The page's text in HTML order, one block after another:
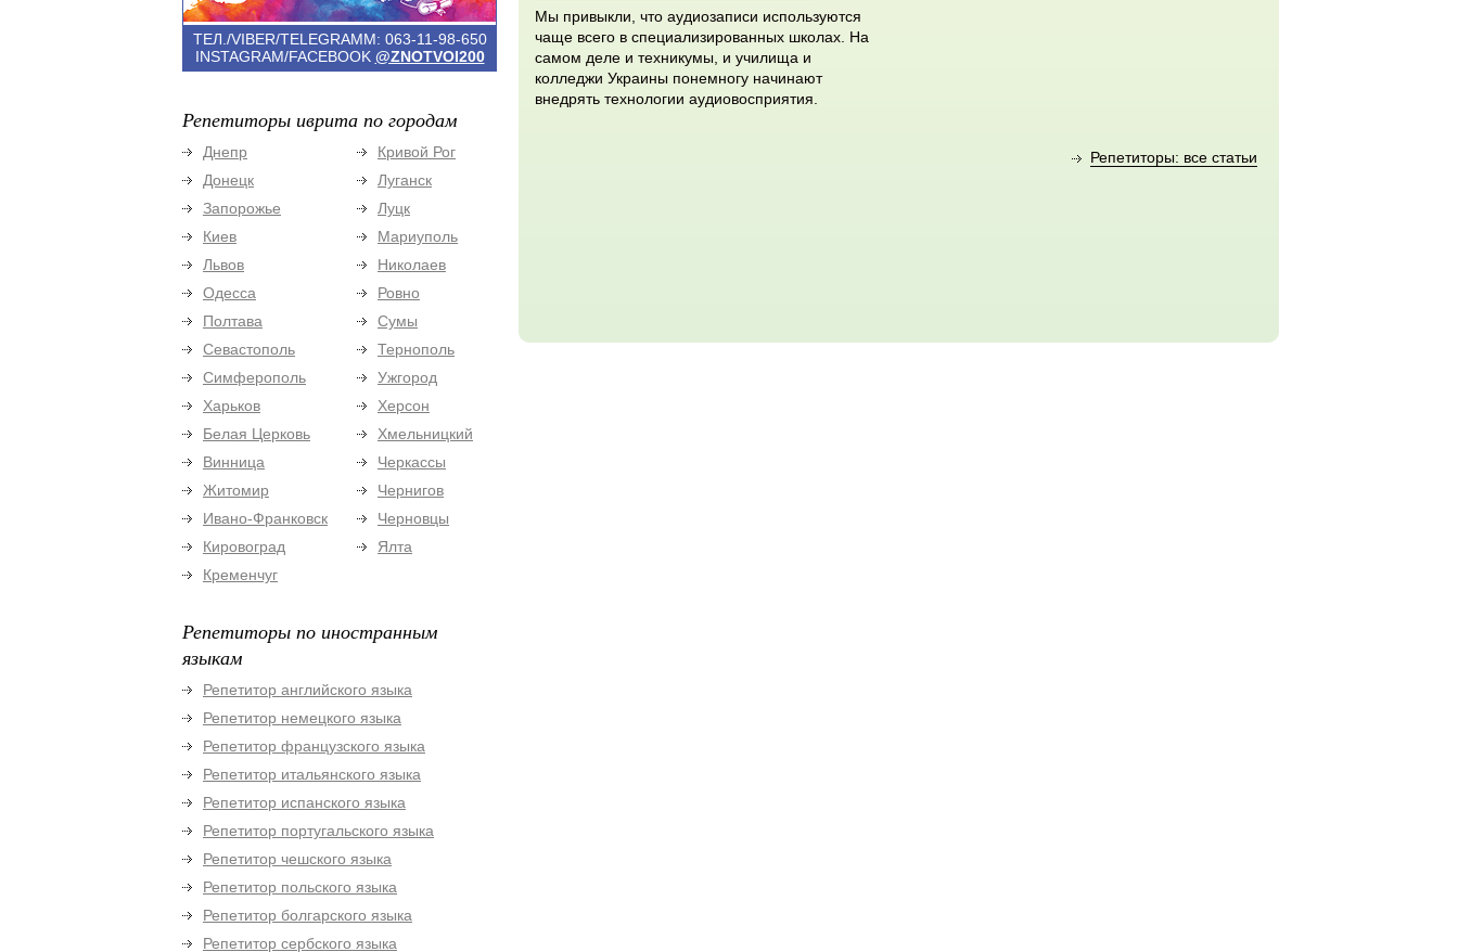
Мы привыкли, что аудиозаписи используются
чаще всего в специализированных школах. На
самом деле и техникумы, и училища и
колледжи Украины понемногу начинают
внедрять технологии аудиовосприятия.
Репетиторы: все статьи
ТЕЛ./VIBER/TELEGRAMM: 063-11-98-650
INSTAGRAM/FACEBOOK @ZNOTVOI200
Репетиторы иврита по городам
Днепр
Донецк
Запорожье
Киев
Львов
Одесса
Полтава
Севастополь
Симферополь
Харьков
Белая Церковь
Винница
Житомир
Ивано-Франковск
Кировоград
Кременчуг
Кривой Рог
Луганск
Луцк
Мариуполь
Николаев
Ровно
Сумы
Тернополь
Ужгород
Херсон
Хмельницкий
Черкассы
Чернигов
Черновцы
Ялта
Репетиторы по иностранным
языкам
Репетитор английского языка
Репетитор немецкого языка
Репетитор французского языка
Репетитор итальянского языка
Репетитор испанского языка
Репетитор португальского языка
Репетитор чешского языка
Репетитор польского языка
Репетитор болгарского языка
Репетитор сербского языка